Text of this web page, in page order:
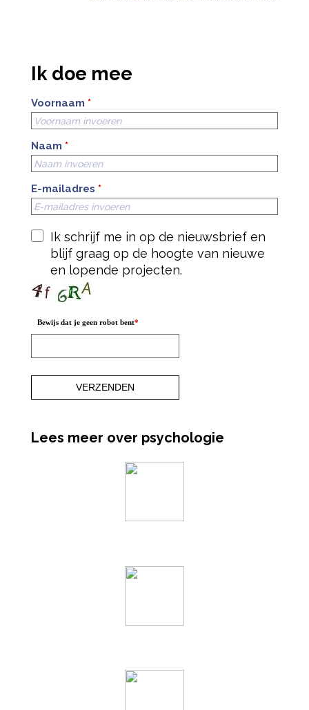
Ik doe mee
Voornaam *
Naam *
E-mailadres *
Ik schrijf me in op de nieuwsbrief en
blijf graag op de hoogte van nieuwe
en lopende projecten.
Bewijs dat je geen robot bent*
Lees meer over psychologie